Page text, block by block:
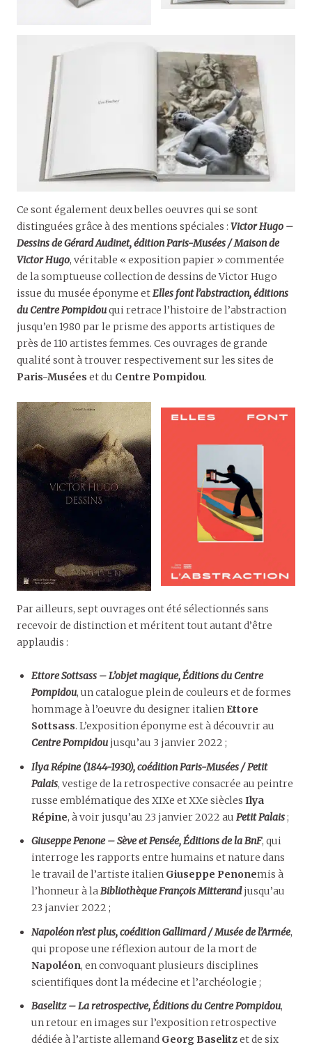
Ce sont également deux belles oeuvres qui se sont
distinguées grâce à des mentions spéciales : Victor Hugo –
Dessins de Gérard Audinet, édition Paris-Musées / Maison de
Victor Hugo, véritable « exposition papier » commentée
de la somptueuse collection de dessins de Victor Hugo
issue du musée éponyme etElles font l’abstraction, éditions
du Centre Pompidouqui retrace l’histoire de l’abstraction
jusqu’en 1980 par le prisme des apports artistiques de
près de 110 artistes femmes. Ces ouvrages de grande
qualité sont à trouver respectivement sur les sites de
Paris-Musées et du Centre Pompidou.
Par ailleurs, sept ouvrages ont été sélectionnés sans
recevoir de distinction et méritent tout autant d’être
applaudis :
Ettore Sottsass – L’objet magique, Éditions du Centre
Pompidou, un catalogue plein de couleurs et de formes
hommage à l’oeuvre du designer italien Ettore
Sottsass. L’exposition éponyme est à découvrir au
Centre Pompidou jusqu’au 3 janvier 2022 ;
Ilya Répine (1844-1930), coédition Paris-Musées / Petit
Palais, vestige de la retrospective consacrée au peintre
russe emblématique des XIXe et XXe siècles Ilya
Répine, à voir jusqu’au 23 janvier 2022 au Petit Palais;
Giuseppe Penone – Sève et Pensée, Éditions de la BnF, qui
interroge les rapports entre humains et nature dans
le travail de l’artiste italien Giuseppe Penonemis à
l’honneur à laBibliothèque François Mitterand jusqu’au
23 janvier 2022 ;
Napoléon n’est plus, coédition Gallimard / Musée de l’Armée,
qui propose une réflexion autour de la mort de
Napoléon, en convoquant plusieurs disciplines
scientifiques dont la médecine et l’archéologie ;
Baselitz – La retrospective, Éditions du Centre Pompidou,
un retour en images sur l’exposition retrospective
dédiée à l’artiste allemand Georg Baselitzet de six